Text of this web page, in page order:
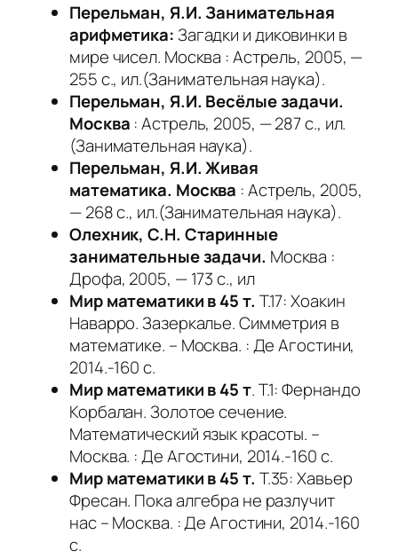
Перельман, Я.И. Занимательная
арифметика:Загадки и диковинки в
мире чисел. Москва : Астрель, 2005, —
255 с., ил.(Занимательная наука).
Перельман, Я.И. Весёлые задачи.
Москва : Астрель, 2005, — 287 с., ил.
(Занимательная наука).
Перельман, Я.И. Живая
математика. Москва : Астрель, 2005,
— 268 с., ил.(Занимательная наука).
Олехник, С.Н. Старинные
занимательные задачи. Москва :
Дрофа, 2005, — 173 с., ил
Мир математики в45 т. Т.17: Хоакин
Наварро. Зазеркалье. Симметрия в
математике. – Москва. : Де Агостини,
2014.-160 с.
Мир математики в 45 т. Т.1: Фернандо
Корбалан. Золотое сечение.
Математический язык красоты. –
Москва. : Де Агостини, 2014.-160 с.
Мир математики в 45 т. Т.35: Хавьер
Фресан. Пока алгебра не разлучит
нас – Москва. : Де Агостини, 2014.-160
с.